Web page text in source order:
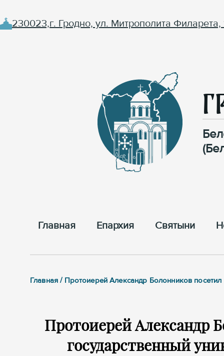
230023,г. Гродно, ул. Митрополита Филарета,
Главная Епархия Cвятыни
Главная / Протоиерей Александр Болонников
Протоиерей Александр
государственный